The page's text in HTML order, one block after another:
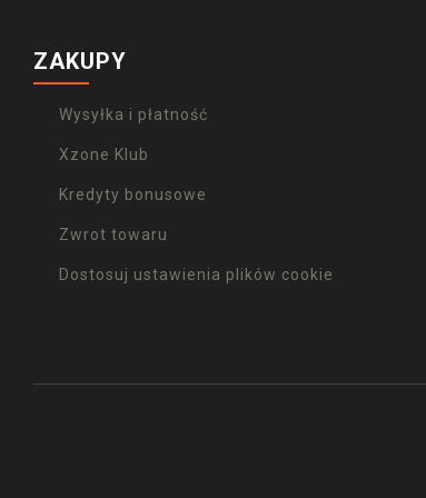
ZAKUPY
Wysyłka i płatność
Xzone Klub
Kredyty bonusowe
Zwrot towaru
Dostosuj ustawienia plików cookie